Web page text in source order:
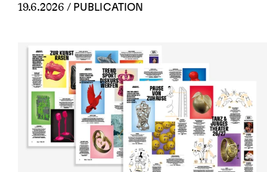
19.6.2026 / PUBLICATION